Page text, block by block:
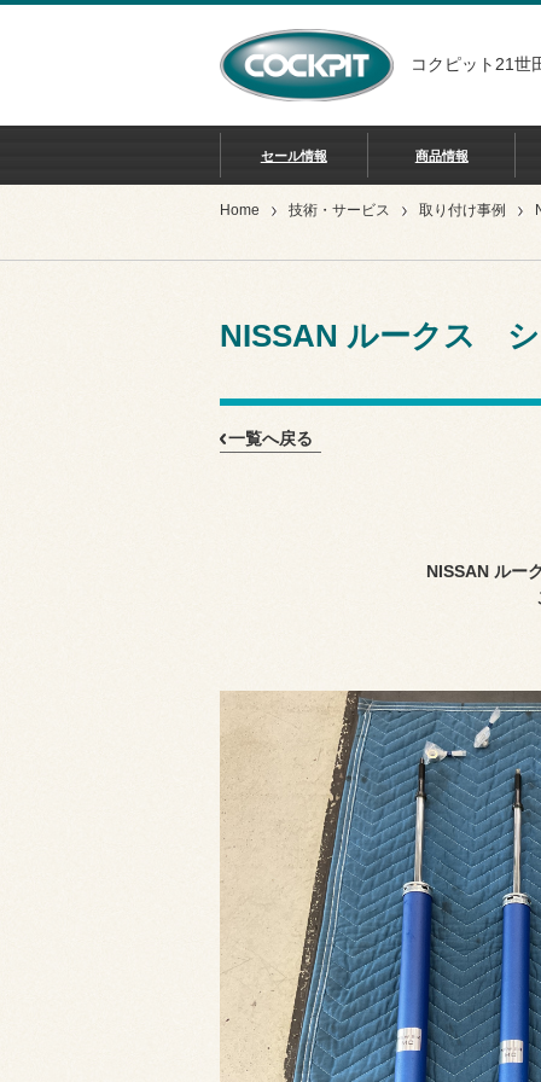
コクピット21世
セール情報 商品情報
Home 技術・サービス 取り付け事例
NISSAN ルークス
一覧へ戻る
NISSAN ルー